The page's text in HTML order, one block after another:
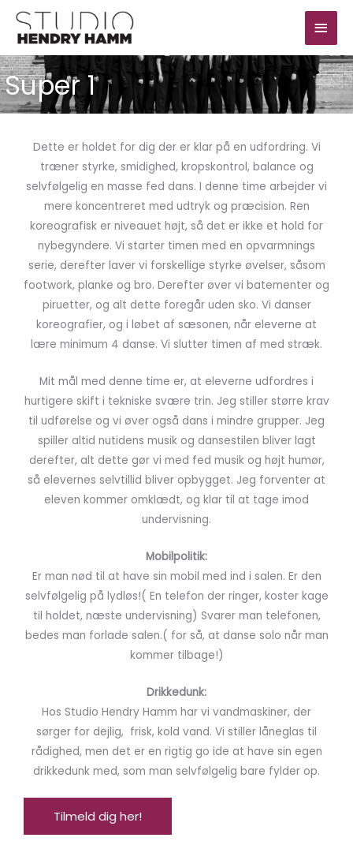
indholdet
Super 1
Dette er holdet for dig der er klar på en udfordring. Vi
træner styrke, smidighed, kropskontrol, balance og
selvfølgelig en masse fed dans. I denne time arbejder vi
mere koncentreret med udtryk og præcision. Ren
koreografisk er niveauet højt, så det er ikke et hold for
nybegyndere. Vi starter timen med en opvarmnings
serie, derefter laver vi forskellige styrke øvelser, såsom
footwork, planke og bro. Derefter øver vi batementer og
piruetter, og alt dette foregår uden sko. Vi danser
koreografier, og i løbet af sæsonen, når eleverne at
lære minimum 4 danse. Vi slutter timen af med stræk.
Mit mål med denne time er, at eleverne udfordres i
hurtigere skift i tekniske svære trin. Jeg stiller større krav
til udførelse og vi øver også dans i mindre grupper. Jeg
spiller altid nutidens musik og dansestilen bliver lagt
derefter, alt dette gør vi med fed musik og højt humør,
så elevernes selvtillid bliver opbygget. Jeg forventer at
eleven kommer omklædt, og klar til at tage imod
undervisning.
Mobilpolitik:
Er man nød til at have sin mobil med ind i salen. Er den
selvfølgelig på lydløs!( En telefon der ringer, koster kage
til holdet, næste undervisning) Svarer man telefonen,
bedes man forlade salen.( for så, at danse solo når man
kommer tilbage!)
Drikkedunk:
Hos Studio Hendry Hamm har vi vandmaskiner, der
sørger for dejlig, frisk, kold vand. Vi stiller låneglas til
rådighed, men det er en rigtig go ide at have sin egen
drikkedunk med, som man selvfølgelig bare fylder op.
Tilmeld dig her!